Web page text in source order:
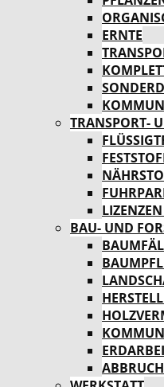
ERNTE
TRANSPORT-
BAU- UND